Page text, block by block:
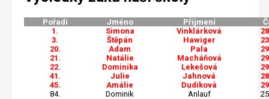
Pořadí Jméno Příjmení
1.
Simona Vinklárková
3.
Štěpán Hawiger
20.
Adam Pala
21.
Natálie Macháňová
22.
Dominika Lekešová
41.
Julie Jahnová
45.
Amálie Dudíková
84.
Dominik Anlauf